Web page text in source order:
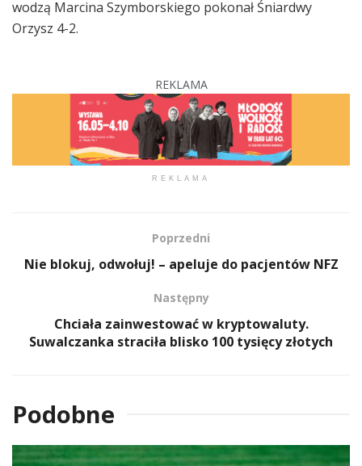
wodzą Marcina Szymborskiego pokonał Śniardwy
Orzysz 4-2.
REKLAMA
REKLAMA
Poprzedni
Nie blokuj, odwołuj! – apeluje do pacjentów NFZ
Następny
Chciała zainwestować w kryptowaluty.
Suwalczanka straciła blisko 100 tysięcy złotych
Podobne